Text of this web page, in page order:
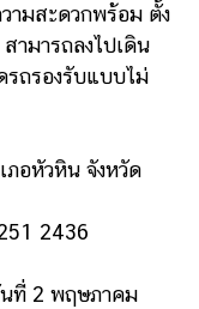
ามสะดวกพร้อม ตั้ง
ามารถลงไปเดิน
ถรองรับแบบไม่
ภอหัวหิน จังหวัด
2436
ที่ 2 พฤษภาคม